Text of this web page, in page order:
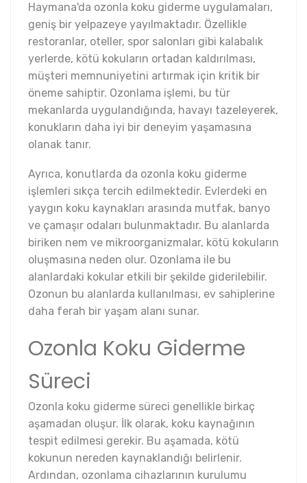
Haymana'da ozonla koku giderme uygulamaları,
geniş bir yelpazeye yayılmaktadır. Özellikle
restoranlar, oteller, spor salonları gibi kalabalık
yerlerde, kötü kokuların ortadan kaldırılması,
müşteri memnuniyetini artırmak için kritik bir
öneme sahiptir. Ozonlama işlemi, bu tür
mekanlarda uygulandığında, havayı tazeleyerek,
konukların daha iyi bir deneyim yaşamasına
olanak tanır.
Ayrıca, konutlarda da ozonla koku giderme
işlemleri sıkça tercih edilmektedir. Evlerdeki en
yaygın koku kaynakları arasında mutfak, banyo
ve çamaşır odaları bulunmaktadır. Bu alanlarda
biriken nem ve mikroorganizmalar, kötü kokuların
oluşmasına neden olur. Ozonlama ile bu
alanlardaki kokular etkili bir şekilde giderilebilir.
Ozonun bu alanlarda kullanılması, ev sahiplerine
daha ferah bir yaşam alanı sunar.
Ozonla Koku Giderme
Süreci
Ozonla koku giderme süreci genellikle birkaç
aşamadan oluşur. İlk olarak, koku kaynağının
tespit edilmesi gerekir. Bu aşamada, kötü
kokunun nereden kaynaklandığı belirlenir.
Ardından, ozonlama cihazlarının kurulumu